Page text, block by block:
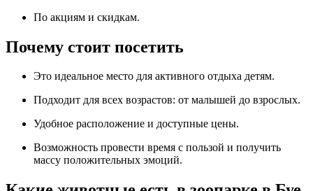
По акциям и скидкам.
Почему стоит посетить
Это идеальное место для активного отдыха детям.
Подходит для всех возрастов: от малышей до взрослых.
Удобное расположение и доступные цены.
Возможность провести время с пользой и получить
массу положительных эмоций.